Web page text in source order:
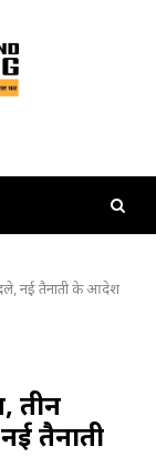
नई तैनाती के आदेश
तीन
तैनाती